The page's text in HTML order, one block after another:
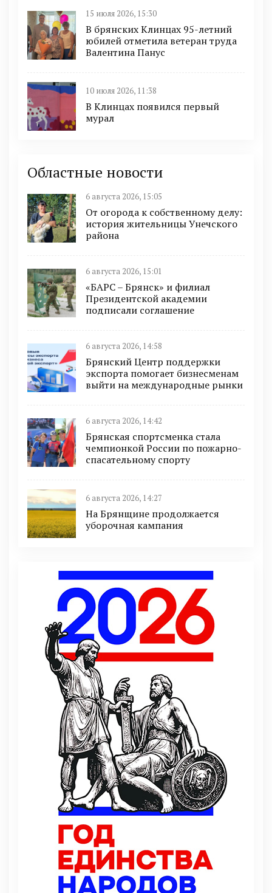
15 июля 2026, 15:30
В брянских Клинцах 95-летний
юбилей отметила ветеран труда
Валентина Панус
10 июля 2026, 11:38
В Клинцах появился первый
мурал
Областные новости
6 августа 2026, 15:05
От огорода к собственному делу:
история жительницы Унечского
района
6 августа 2026, 15:01
«БАРС – Брянск» и филиал
Президентской академии
подписали соглашение
6 августа 2026, 14:58
Брянский Центр поддержки
экспорта помогает бизнесменам
выйти на международные рынки
6 августа 2026, 14:42
Брянская спортсменка стала
чемпионкой России по пожарно-
спасательному спорту
6 августа 2026, 14:27
На Брянщине продолжается
уборочная кампания